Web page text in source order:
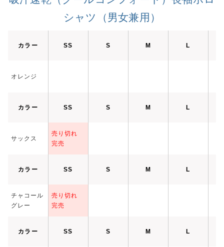
シャツ（男女兼用）
カラー SS S M L
オレンジ
カラー SS S M L
サックス
売り切れ
完売
カラー SS S M L
チャコール
グレー
売り切れ
完売
カラー SS S M L